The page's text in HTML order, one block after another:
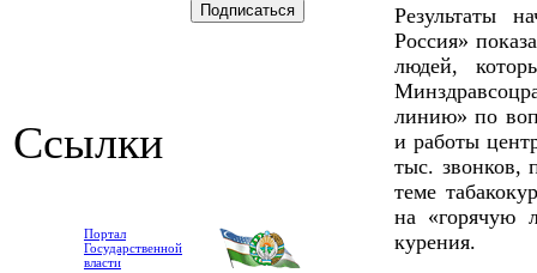
Ссылки
Портал
Государственной
власти
Результаты
Россия»
людей,
линию» по
и работы
тыс. звонков,
теме
на «горячую
курения.